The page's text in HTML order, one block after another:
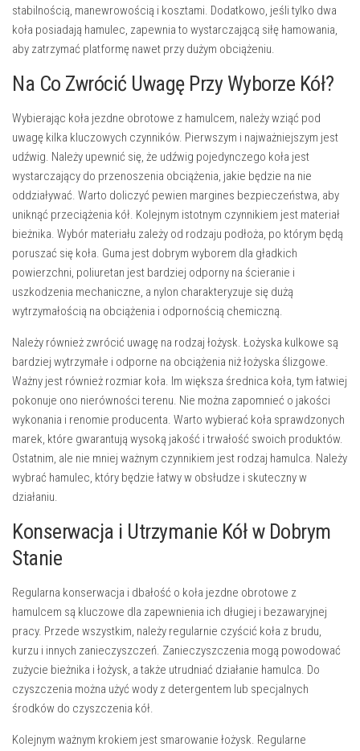
stabilnością, manewrowością i kosztami. Dodatkowo, jeśli tylko dwa
koła posiadają hamulec, zapewnia to wystarczającą siłę hamowania,
aby zatrzymać platformę nawet przy dużym obciążeniu.
Na Co Zwrócić Uwagę Przy Wyborze Kół?
Wybierając koła jezdne obrotowe z hamulcem, należy wziąć pod
uwagę kilka kluczowych czynników. Pierwszym i najważniejszym jest
udźwig. Należy upewnić się, że udźwig pojedynczego koła jest
wystarczający do przenoszenia obciążenia, jakie będzie na nie
oddziaływać. Warto doliczyć pewien margines bezpieczeństwa, aby
uniknąć przeciążenia kół. Kolejnym istotnym czynnikiem jest materiał
bieżnika. Wybór materiału zależy od rodzaju podłoża, po którym będą
poruszać się koła. Guma jest dobrym wyborem dla gładkich
powierzchni, poliuretan jest bardziej odporny na ścieranie i
uszkodzenia mechaniczne, a nylon charakteryzuje się dużą
wytrzymałością na obciążenia i odpornością chemiczną.
Należy również zwrócić uwagę na rodzaj łożysk. Łożyska kulkowe są
bardziej wytrzymałe i odporne na obciążenia niż łożyska ślizgowe.
Ważny jest również rozmiar koła. Im większa średnica koła, tym łatwiej
pokonuje ono nierówności terenu. Nie można zapomnieć o jakości
wykonania i renomie producenta. Warto wybierać koła sprawdzonych
marek, które gwarantują wysoką jakość i trwałość swoich produktów.
Ostatnim, ale nie mniej ważnym czynnikiem jest rodzaj hamulca. Należy
wybrać hamulec, który będzie łatwy w obsłudze i skuteczny w
działaniu.
Konserwacja i Utrzymanie Kół w Dobrym
Stanie
Regularna konserwacja i dbałość o koła jezdne obrotowe z
hamulcem są kluczowe dla zapewnienia ich długiej i bezawaryjnej
pracy. Przede wszystkim, należy regularnie czyścić koła z brudu,
kurzu i innych zanieczyszczeń. Zanieczyszczenia mogą powodować
zużycie bieżnika i łożysk, a także utrudniać działanie hamulca. Do
czyszczenia można użyć wody z detergentem lub specjalnych
środków do czyszczenia kół.
Kolejnym ważnym krokiem jest smarowanie łożysk. Regularne